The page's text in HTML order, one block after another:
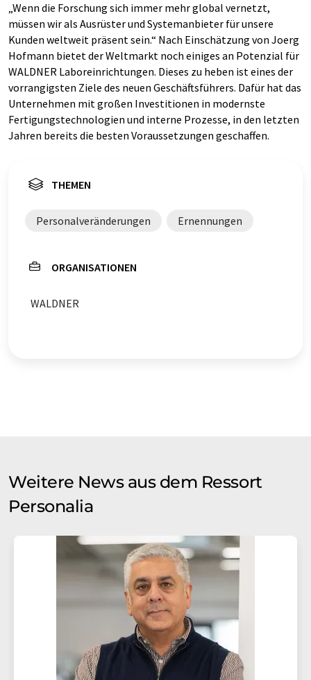
„Wenn die Forschung sich immer mehr global vernetzt,
müssen wir als Ausrüster und Systemanbieter für unsere
Kunden weltweit präsent sein.“ Nach Einschätzung von Joerg
Hofmann bietet der Weltmarkt noch einiges an Potenzial für
WALDNER Laboreinrichtungen. Dieses zu heben ist eines der
vorrangigsten Ziele des neuen Geschäftsführers. Dafür hat das
Unternehmen mit großen Investitionen in modernste
Fertigungstechnologien und interne Prozesse, in den letzten
Jahren bereits die besten Voraussetzungen geschaffen.
THEMEN
Personalveränderungen Ernennungen
ORGANISATIONEN
WALDNER
Weitere News aus dem Ressort
Personalia